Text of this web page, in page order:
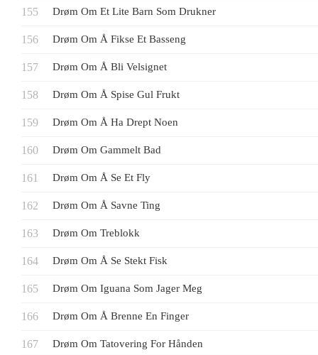
Drøm Om Et Lite Barn Som Drukner
Drøm Om Å Fikse Et Basseng
Drøm Om Å Bli Velsignet
Drøm Om Å Spise Gul Frukt
Drøm Om Å Ha Drept Noen
Drøm Om Gammelt Bad
Drøm Om Å Se Et Fly
Drøm Om Å Savne Ting
Drøm Om Treblokk
Drøm Om Å Se Stekt Fisk
Drøm Om Iguana Som Jager Meg
Drøm Om Å Brenne En Finger
Drøm Om Tatovering For Hånden